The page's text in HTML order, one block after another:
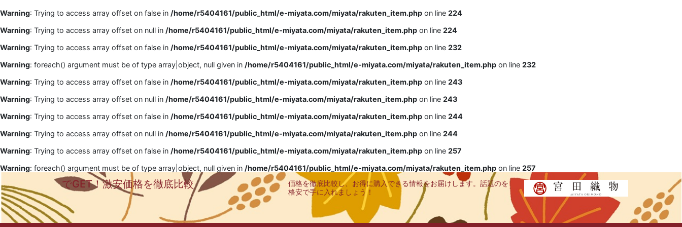
Warning: Trying to access array offset on false in /home/r5404161/public_html/e-miyata.com/miyata/rakuten_item.php on line 224
Warning: Trying to access array offset on null in /home/r5404161/public_html/e-miyata.com/miyata/rakuten_item.php on line 224
Warning: Trying to access array offset on false in /home/r5404161/public_html/e-miyata.com/miyata/rakuten_item.php on line 232
Warning: foreach() argument must be of type array|object, null given in /home/r5404161/public_html/e-miyata.com/miyata/rakuten_item.php on line 232
Warning: Trying to access array offset on false in /home/r5404161/public_html/e-miyata.com/miyata/rakuten_item.php on line 243
Warning: Trying to access array offset on null in /home/r5404161/public_html/e-miyata.com/miyata/rakuten_item.php on line 243
Warning: Trying to access array offset on false in /home/r5404161/public_html/e-miyata.com/miyata/rakuten_item.php on line 244
Warning: Trying to access array offset on null in /home/r5404161/public_html/e-miyata.com/miyata/rakuten_item.php on line 244
Warning: Trying to access array offset on false in /home/r5404161/public_html/e-miyata.com/miyata/rakuten_item.php on line 257
Warning: foreach() argument must be of type array|object, null given in /home/r5404161/public_html/e-miyata.com/miyata/rakuten_item.php on line 257
でGET！激安価格を徹底比較
価格を徹底比較し、お得に購入できる情報をお届けします。話題のを
格安で手に入れましょう！